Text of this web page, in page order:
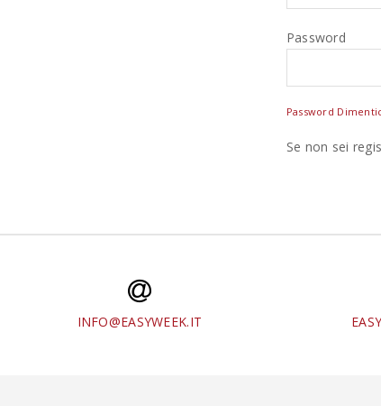
Password
Password
Se non sei
INFO@EASYWEEK.IT